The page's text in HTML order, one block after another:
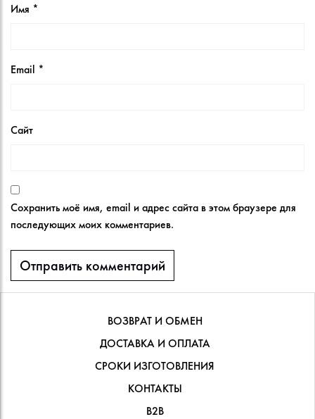
Имя *
Email *
Сайт
Сохранить моё имя, email и адрес сайта в этом браузере для
последующих моих комментариев.
ВОЗВРАТ И ОБМЕН
ДОСТАВКА И ОПЛАТА
СРОКИ ИЗГОТОВЛЕНИЯ
КОНТАКТЫ
В2В